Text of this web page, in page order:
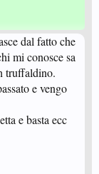
dal fatto che
mi conosce sa
truffaldino.
e vengo
e basta ecc